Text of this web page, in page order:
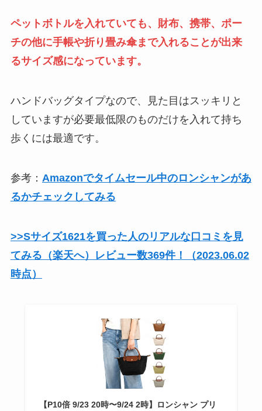
ペットボトルを入れていても、財布、携帯、ポー
チの他に手帳や折り畳み傘まで入れることが出来
るサイズ感になっています。
ハンドバッグタイプなので、見た目はスッキリと
していますが必要最低限のものだけを入れて持ち
歩くには最適です。
参考： Amazonでタイムセール中のロンシャンがあ
るかチェックしてみる
>>Sサイズ1621を買った人のリアルな口コミを見
てみる（楽天へ）レビュー数369件！（2023.06.02
時点）
【P10倍 9/23 20時〜9/24 2時】ロンシャン プリ